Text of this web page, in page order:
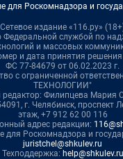
для Роскомнадзора и
Сетевое издание «116.ру»
Федеральной службой по
и массовых
и дата принятия
ФС 77-84679 от 06.02.2023 г.
с ограниченной
ТЕХНОЛОГИИ"
редактор: Филипцева Мария
г. Челябинск, проспект
этаж, +7 912 62 00 116
адрес редакции:
для Роскомнадзора и
juristchel@shkulev.ru
Техподдержка: help@shkulev.ru